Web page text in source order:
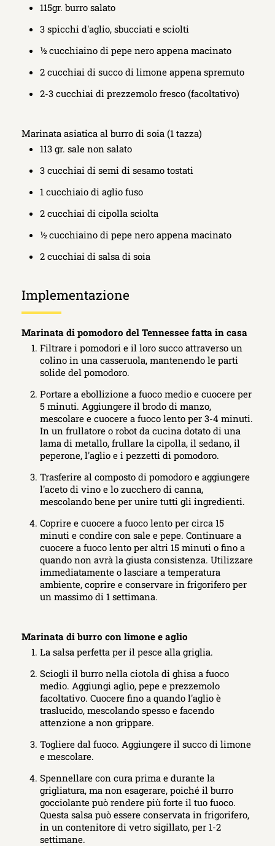
115gr. burro salato
3 spicchi d'aglio, sbucciati e sciolti
½ cucchiaino di pepe nero appena macinato
2 cucchiai di succo di limone appena spremuto
2-3 cucchiai di prezzemolo fresco (facoltativo)
Marinata asiatica al burro di soia (1 tazza)
113 gr. sale non salato
3 cucchiai di semi di sesamo tostati
1 cucchiaio di aglio fuso
2 cucchiai di cipolla sciolta
½ cucchiaino di pepe nero appena macinato
2 cucchiai di salsa di soia
Implementazione
Marinata di pomodoro del Tennessee fatta in casa
Filtrare i pomodori e il loro succo attraverso un
colino in una casseruola, mantenendo le parti
solide del pomodoro.
Portare a ebollizione a fuoco medio e cuocere per
5 minuti. Aggiungere il brodo di manzo,
mescolare e cuocere a fuoco lento per 3-4 minuti.
In un frullatore o robot da cucina dotato di una
lama di metallo, frullare la cipolla, il sedano, il
peperone, l'aglio e i pezzetti di pomodoro.
Trasferire al composto di pomodoro e aggiungere
l'aceto di vino e lo zucchero di canna,
mescolando bene per unire tutti gli ingredienti.
Coprire e cuocere a fuoco lento per circa 15
minuti e condire con sale e pepe. Continuare a
cuocere a fuoco lento per altri 15 minuti o fino a
quando non avrà la giusta consistenza. Utilizzare
immediatamente o lasciare a temperatura
ambiente, coprire e conservare in frigorifero per
un massimo di 1 settimana.
Marinata di burro con limone e aglio
La salsa perfetta per il pesce alla griglia.
Sciogli il burro nella ciotola di ghisa a fuoco
medio. Aggiungi aglio, pepe e prezzemolo
facoltativo. Cuocere fino a quando l'aglio è
traslucido, mescolando spesso e facendo
attenzione a non grippare.
Togliere dal fuoco. Aggiungere il succo di limone
e mescolare.
Spennellare con cura prima e durante la
grigliatura, ma non esagerare, poiché il burro
gocciolante può rendere più forte il tuo fuoco.
Questa salsa può essere conservata in frigorifero,
in un contenitore di vetro sigillato, per 1-2
settimane.